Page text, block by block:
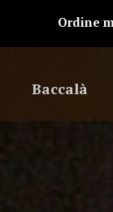
Ordine
Baccalà